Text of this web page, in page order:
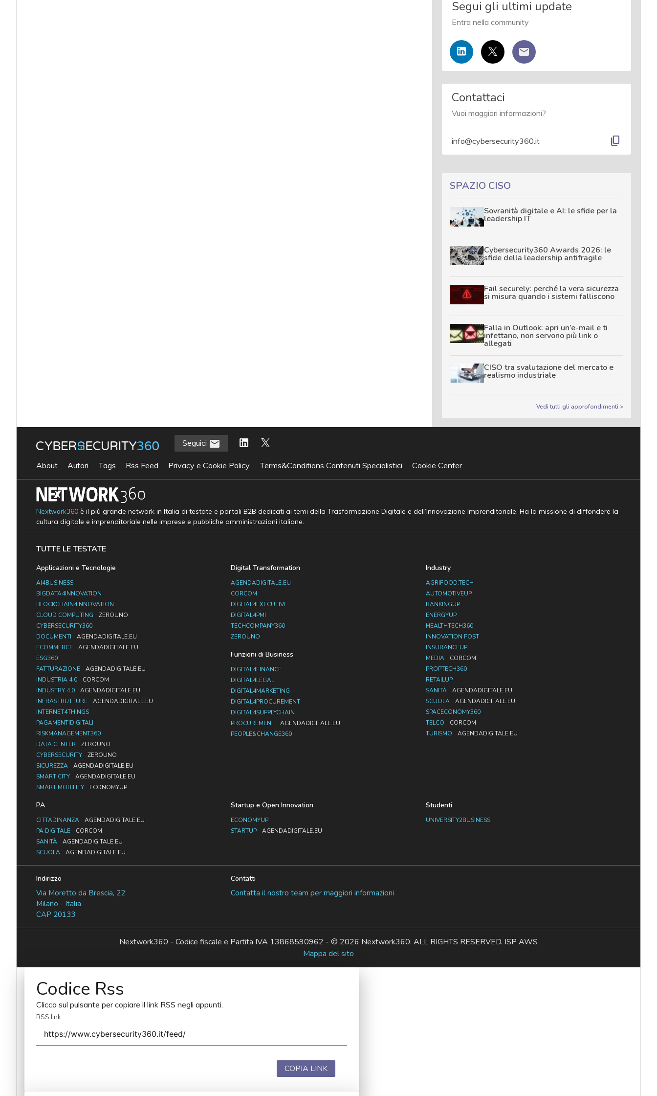
Segui gli ultimi update
Entra nella community
Contattaci
Vuoi maggiori informazioni?
info@cybersecurity360.it content_copy
SPAZIO CISO
Sovranità digitale e AI: le sfide per la
leadership IT
Cybersecurity360 Awards 2026: le
sfide della leadership antifragile
Fail securely: perché la vera sicurezza
si misura quando i sistemi falliscono
Falla in Outlook: apri un’e-mail e ti
infettano, non servono più link o
allegati
CISO tra svalutazione del mercato e
realismo industriale
Vedi tutti gli approfondimenti >
Seguici
About Autori Tags Rss Feed Privacy e Cookie Policy Terms&Conditions Contenuti Specialistici Cookie Center
Nextwork360è il più grande network in Italia di testate e portali B2B dedicati ai temi della Trasformazione Digitale e dell’Innovazione Imprenditoriale. Ha la missione di diffondere la
cultura digitale e imprenditoriale nelle imprese e pubbliche amministrazioni italiane.
TUTTE LE TESTATE
Applicazioni e Tecnologie
AI4BUSINESS
BIGDATA4INNOVATION
BLOCKCHAIN4INNOVATION
CLOUD COMPUTING
ZEROUNO
CYBERSECURITY360
DOCUMENTI
AGENDADIGITALE.EU
ECOMMERCE
AGENDADIGITALE.EU
ESG360
FATTURAZIONE
AGENDADIGITALE.EU
INDUSTRIA 4.0
CORCOM
INDUSTRY 4.0
AGENDADIGITALE.EU
INFRASTRUTTURE
AGENDADIGITALE.EU
INTERNET4THINGS
PAGAMENTIDIGITALI
RISKMANAGEMENT360
DATA CENTER
ZEROUNO
CYBERSECURITY
ZEROUNO
SICUREZZA
AGENDADIGITALE.EU
SMART CITY
AGENDADIGITALE.EU
SMART MOBILITY
ECONOMYUP
Digital Transformation
AGENDADIGITALE.EU
CORCOM
DIGITAL4EXECUTIVE
DIGITAL4PMI
TECHCOMPANY360
ZEROUNO
Funzioni di Business
DIGITAL4FINANCE
DIGITAL4LEGAL
DIGITAL4MARKETING
DIGITAL4PROCUREMENT
DIGITAL4SUPPLYCHAIN
PROCUREMENT
AGENDADIGITALE.EU
PEOPLE&CHANGE360
Industry
AGRIFOOD.TECH
AUTOMOTIVEUP
BANKINGUP
ENERGYUP
HEALTHTECH360
INNOVATION POST
INSURANCEUP
MEDIA
CORCOM
PROPTECH360
RETAILUP
SANITÀ
AGENDADIGITALE.EU
SCUOLA
AGENDADIGITALE.EU
SPACECONOMY360
TELCO
CORCOM
TURISMO
AGENDADIGITALE.EU
PA
CITTADINANZA
AGENDADIGITALE.EU
PA DIGITALE
CORCOM
SANITÀ
AGENDADIGITALE.EU
SCUOLA
AGENDADIGITALE.EU
Startup e Open Innovation
ECONOMYUP
STARTUP
AGENDADIGITALE.EU
Studenti
UNIVERSITY2BUSINESS
Indirizzo
Via Moretto da Brescia, 22
Milano - Italia
CAP 20133
Contatti
Contatta il nostro team per maggiori informazioni
Nextwork360 - Codice fiscale e Partita IVA 13868590962 - © 2026 Nextwork360. ALL RIGHTS RESERVED. ISP AWS
Mappa del sito
Codice Rss
Clicca sul pulsante per copiare il link RSS negli appunti.
RSS link
COPIA LINK